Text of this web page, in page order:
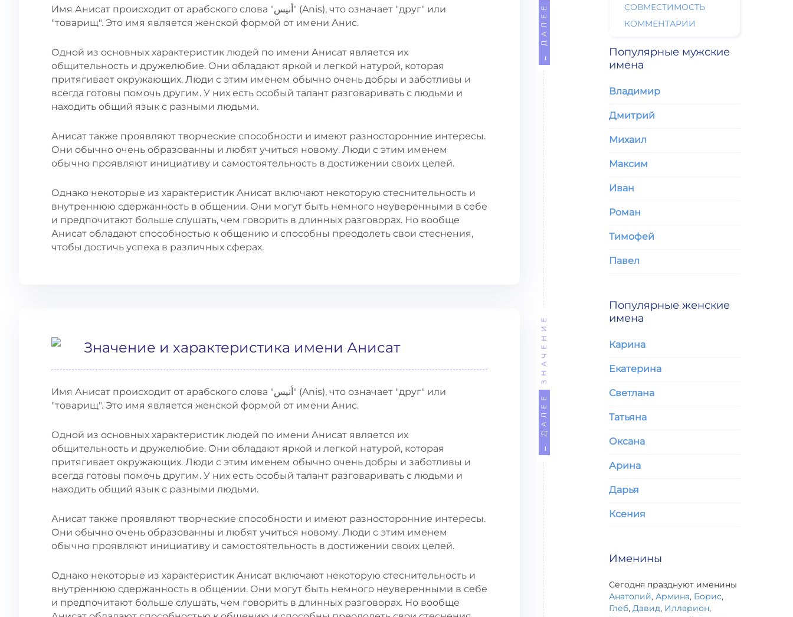
Имя Анисат происходит от арабского слова "أنيس" (Anis), что означает "друг" или
"товарищ". Это имя является женской формой от имени Анис.
Одной из основных характеристик людей по имени Анисат является их
общительность и дружелюбие. Они обладают яркой и легкой натурой, которая
притягивает окружающих. Люди с этим именем обычно очень добры и заботливы и
всегда готовы помочь другим. У них есть особый талант разговаривать с людьми и
находить общий язык с разными людьми.
Анисат также проявляют творческие способности и имеют разносторонние интересы.
Они обычно очень образованны и любят учиться новому. Люди с этим именем
обычно проявляют инициативу и самостоятельность в достижении своих целей.
Однако некоторые из характеристик Анисат включают некоторую стеснительность и
внутреннюю сдержанность в общении. Они могут быть немного неуверенными в себе
и предпочитают больше слушать, чем говорить в длинных разговорах. Но вообще
Анисат обладают способностью к общению и способны преодолеть свои стеснения,
чтобы достичь успеха в различных сферах.
← ДАЛЕЕ
Значение и характеристика имени Анисат
Имя Анисат происходит от арабского слова "أنيس" (Anis), что означает "друг" или
"товарищ". Это имя является женской формой от имени Анис.
Одной из основных характеристик людей по имени Анисат является их
общительность и дружелюбие. Они обладают яркой и легкой натурой, которая
притягивает окружающих. Люди с этим именем обычно очень добры и заботливы и
всегда готовы помочь другим. У них есть особый талант разговаривать с людьми и
находить общий язык с разными людьми.
Анисат также проявляют творческие способности и имеют разносторонние интересы.
Они обычно очень образованны и любят учиться новому. Люди с этим именем
обычно проявляют инициативу и самостоятельность в достижении своих целей.
Однако некоторые из характеристик Анисат включают некоторую стеснительность и
внутреннюю сдержанность в общении. Они могут быть немного неуверенными в себе
и предпочитают больше слушать, чем говорить в длинных разговорах. Но вообще
← ДАЛЕЕ
ЗНАЧЕНИЕ
СОВМЕСТИМОСТЬ
КОММЕНТАРИИ
Популярные мужские
имена
Владимир
Дмитрий
Михаил
Максим
Иван
Роман
Тимофей
Павел
Популярные женские
имена
Карина
Екатерина
Светлана
Татьяна
Оксана
Арина
Дарья
Ксения
Именины
Сегодня празднуют именины
Анатолий, Армина, Борис,
Глеб, Давид, Илларион,